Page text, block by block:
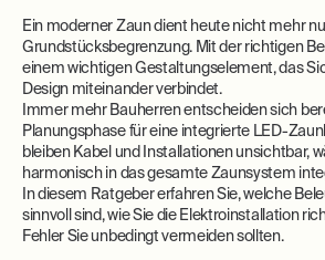
Ein moderner Zaun dient heute nicht mehr
Grundstücksbegrenzung. Mit der richtigen
einem wichtigen Gestaltungselement, das
Design miteinander verbindet.
Immer mehr Bauherren entscheiden sich
Planungsphase für eine integrierte LED-
bleiben Kabel und Installationen unsichtbar,
harmonisch in das gesamte Zaunsystem
In diesem Ratgeber erfahren Sie, welche
sinnvoll sind, wie Sie die Elektroinstallation
Fehler Sie unbedingt vermeiden sollten.